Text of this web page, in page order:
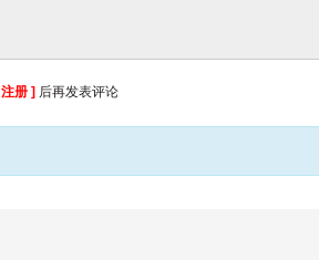
注册 ] 后再发表评论